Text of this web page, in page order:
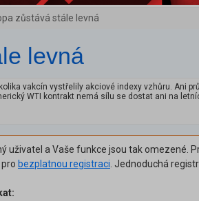
zůstává stále levná
levná
vakcín vystřelily akciové indexy vzhůru. Ani
WTI kontrakt nemá sílu se dostat ani na
uživatel a Vaše funkce jsou tak omezené.
bezplatnou registraci. Jednoduchá